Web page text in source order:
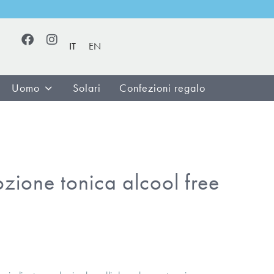
IT EN
Uomo Solari Confezioni regalo
tonica alcool free